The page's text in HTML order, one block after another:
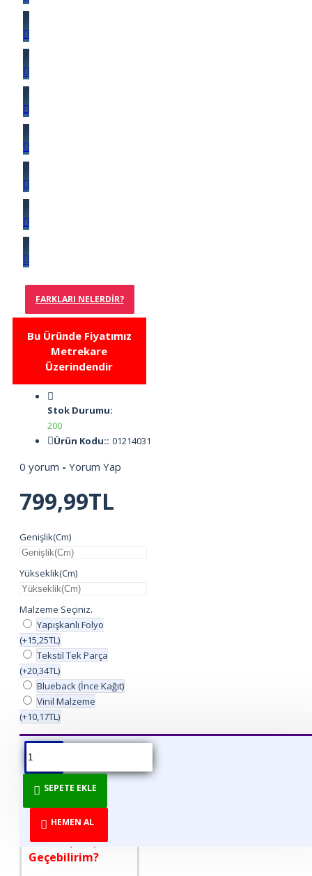
FARKLARI NELERDIR?
Bu Üründe Fiyatımız
Metrekare
Üzerindendir
Stok Durumu:
200
Ürün Kodu:: 01214031
0 yorum - Yorum Yap
799,99TL
Genişlik(Cm)
Yükseklik(Cm)
Malzeme Seçiniz.
Yapışkanlı Folyo
(+15,25TL)
Tekstil Tek Parça
(+20,34TL)
Blueback (İnce Kağıt)
Vinil Malzeme
(+10,17TL)
SEPETE EKLE
HEMEN AL
ÜRÜN BILGISI ÜRÜN YORUMLARI
DİREKT ÜRETİCİDEN
TÜKETİCİYE!
Nasıl Sipariş
Geçebilirim?